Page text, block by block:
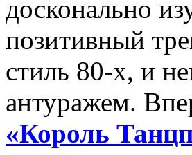
досконально
позитивный
стиль 80-х, и
антуражем.
«Король